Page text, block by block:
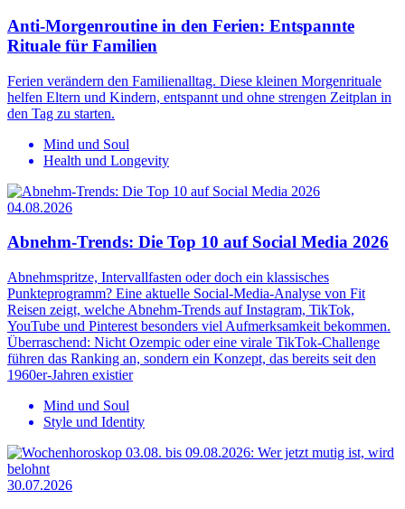
Anti-Morgenroutine in den Ferien: Entspannte
Rituale für Familien
Ferien verändern den Familienalltag. Diese kleinen Morgenrituale
helfen Eltern und Kindern, entspannt und ohne strengen Zeitplan in
den Tag zu starten.
Mind und Soul
Health und Longevity
04.08.2026
Abnehm-Trends: Die Top 10 auf Social Media 2026
Abnehmspritze, Intervallfasten oder doch ein klassisches
Punkteprogramm? Eine aktuelle Social-Media-Analyse von Fit
Reisen zeigt, welche Abnehm-Trends auf Instagram, TikTok,
YouTube und Pinterest besonders viel Aufmerksamkeit bekommen.
Überraschend: Nicht Ozempic oder eine virale TikTok-Challenge
führen das Ranking an, sondern ein Konzept, das bereits seit den
1960er-Jahren existier
Mind und Soul
Style und Identity
30.07.2026